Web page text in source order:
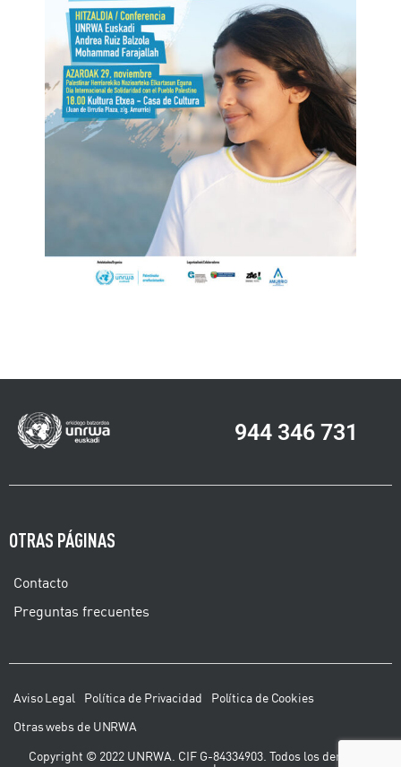
944 346 731
OTRAS PÁGINAS
Contacto
Preguntas frecuentes
Aviso Legal Política de Privacidad
Política de Cookies
Otras webs de UNRWA
Copyright © 2022 UNRWA. CIF G-84334903. Todos los derechos